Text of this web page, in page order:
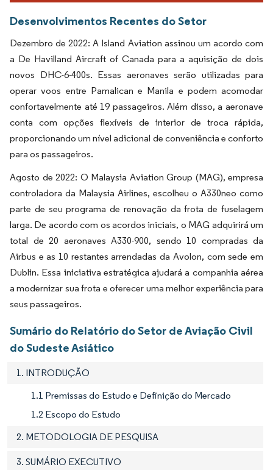
Desenvolvimentos Recentes do Setor
Dezembro de 2022: A Island Aviation assinou um acordo com
a De Havilland Aircraft of Canada para a aquisição de dois
novos DHC-6-400s. Essas aeronaves serão utilizadas para
operar voos entre Pamalican e Manila e podem acomodar
confortavelmente até 19 passageiros. Além disso, a aeronave
conta com opções flexíveis de interior de troca rápida,
proporcionando um nível adicional de conveniência e conforto
para os passageiros.
Agosto de 2022: O Malaysia Aviation Group (MAG), empresa
controladora da Malaysia Airlines, escolheu o A330neo como
parte de seu programa de renovação da frota de fuselagem
larga. De acordo com os acordos iniciais, o MAG adquirirá um
total de 20 aeronaves A330-900, sendo 10 compradas da
Airbus e as 10 restantes arrendadas da Avolon, com sede em
Dublin. Essa iniciativa estratégica ajudará a companhia aérea
a modernizar sua frota e oferecer uma melhor experiência para
seus passageiros.
Sumário do Relatório do Setor de Aviação Civil
do Sudeste Asiático
1. INTRODUÇÃO
1.1 Premissas do Estudo e Definição do Mercado
1.2 Escopo do Estudo
2. METODOLOGIA DE PESQUISA
3. SUMÁRIO EXECUTIVO